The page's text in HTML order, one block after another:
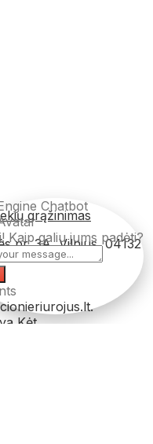
grąžinimas
pr. 3A, Vilnius, 04132
Kėt
Kaip galiu jums padėti?